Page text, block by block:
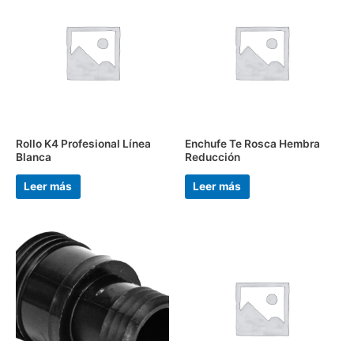
Rollo K4 Profesional Línea
Blanca
Leer más
Enchufe Te Rosca Hembra
Reducción
Leer más